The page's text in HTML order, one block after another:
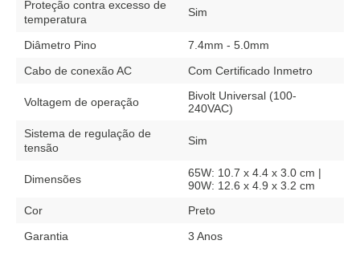
Proteção contra excesso de
temperatura
Sim
Diâmetro Pino
7.4mm - 5.0mm
Cabo de conexão AC
Com Certificado Inmetro
Voltagem de operação
Bivolt Universal (100-
240VAC)
Sistema de regulação de
tensão
Sim
Dimensões
65W: 10.7 x 4.4 x 3.0 cm |
90W: 12.6 x 4.9 x 3.2 cm
Cor
Preto
Garantia
3 Anos